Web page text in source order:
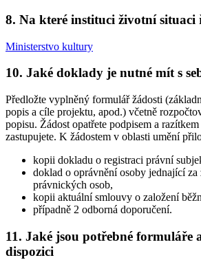
8. Na které instituci životní situaci
Ministerstvo kultury
10. Jaké doklady je nutné mít s
Předložte vyplněný formulář žádosti
popis a cíle projektu, apod.) včetně
popisu. Žádost opatřete podpisem a
zastupujete. K žádostem v oblasti umění
kopii dokladu o registraci právní
doklad o oprávnění osoby jednající za
právnických osob,
kopii aktuální smlouvy o založení
případně 2 odborná doporučení.
11. Jaké jsou potřebné formuláře
dispozici